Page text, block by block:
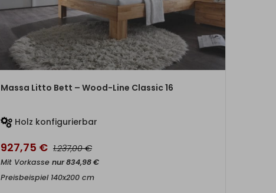
ZUM PRODUKT
Massa Litto Bett – Wood-Line Classic 16
Holz konfigurierbar
927,75 € 1.237,00€
Mit Vorkasse nur834,98€
Preisbeispiel 140x200 cm